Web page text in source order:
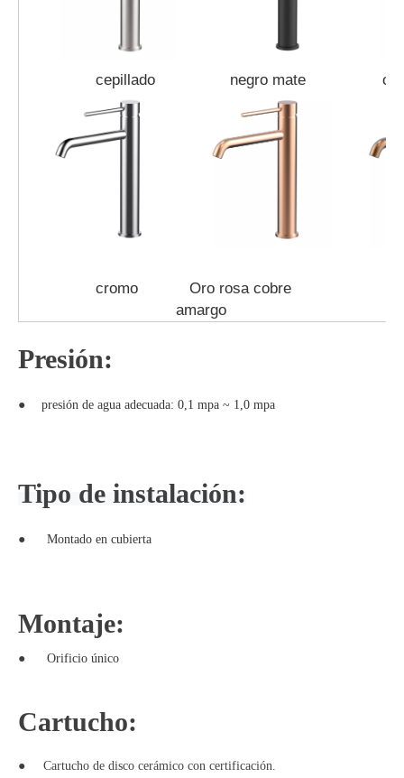
cepillado negro mate oro
cromo
Oro rosa cobre
amargo
Presión:
● presión de agua adecuada: 0,1 mpa ~ 1,0 mpa
Tipo de instalación:
● Montado en cubierta
Montaje:
● Orificio único
Cartucho:
● Cartucho de disco cerámico con certificación.